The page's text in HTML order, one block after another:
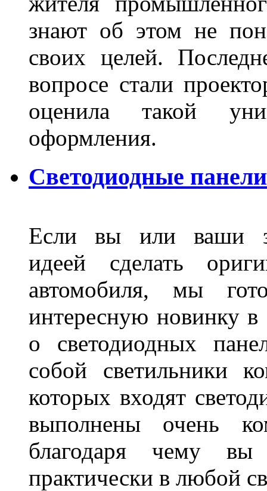
знают об этом не
своих целей.
вопросе стали
оценила такой
оформления.
Светодиодные
Если вы или ваши
идеей сделать
автомобиля, мы
интересную новинку в
о светодиодных
собой светильники
которых входят
выполнены очень
благодаря чему вы
практически в любой